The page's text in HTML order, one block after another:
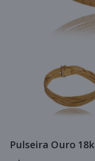
Pulseira Ouro 18k